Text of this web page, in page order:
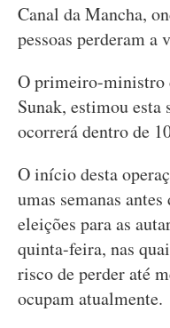
Canal da Mancha,
pessoas perderam a
O primeiro-ministro
Sunak, estimou
ocorrerá dentro de
O início desta
umas semanas
eleições para as
quinta-feira, nas
risco de perder até
ocupam atualmente.